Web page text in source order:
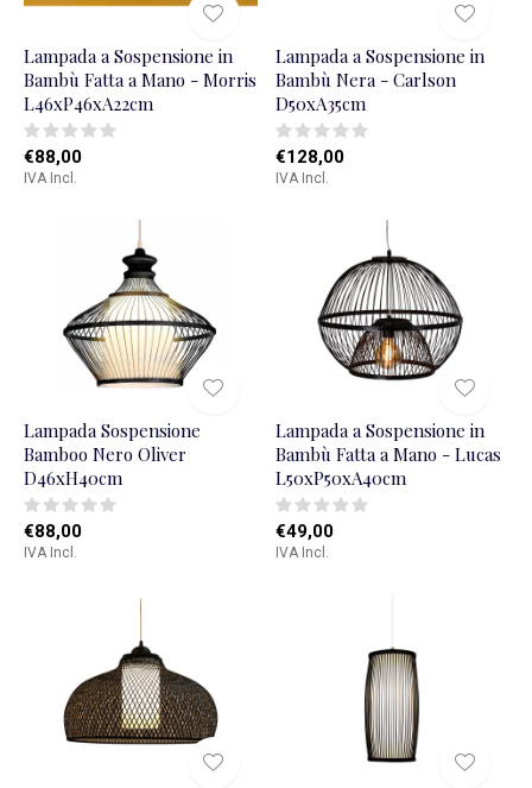
Lampada a Sospensione in
Bambù Fatta a Mano - Morris
L46xP46xA22cm
€88,00
IVA Incl.
Lampada a Sospensione in
Bambù Nera - Carlson
D50xA35cm
€128,00
IVA Incl.
Lampada Sospensione
Bamboo Nero Oliver
D46xH40cm
€88,00
IVA Incl.
Lampada a Sospensione in
Bambù Fatta a Mano - Lucas
L50xP50xA40cm
€49,00
IVA Incl.